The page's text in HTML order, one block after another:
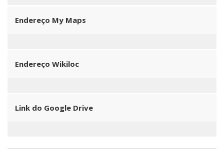
Endereço My Maps
Endereço Wikiloc
Link do Google Drive